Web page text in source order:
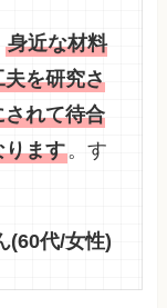
身近な材料
を研究さ
れて待合
ります。す
(60代/女性)